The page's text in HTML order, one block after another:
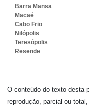
Barra Mansa
Macaé
Cabo Frio
Nilópolis
Teresópolis
Resende
O conteúdo do texto desta
reprodução, parcial ou